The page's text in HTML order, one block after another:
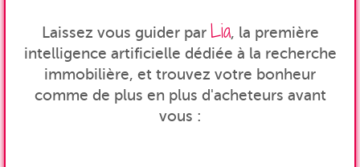
Laissez vous guider par Lia, la première
intelligence artificielle dédiée à la recherche
immobilière, et trouvez votre bonheur
comme de plus en plus d'acheteurs avant
vous :